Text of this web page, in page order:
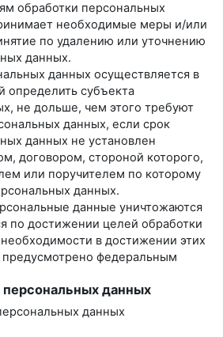
обработки персональных
необходимые меры и/или
по удалению или уточнению
данных.
данных осуществляется в
субъекта
не дольше, чем этого требуют
данных, если срок
данных не установлен
договором, стороной которого,
или поручителем по которому
данных.
данные уничтожаются
по достижении целей обработки
в достижении этих
федеральным
персональных данных
данных